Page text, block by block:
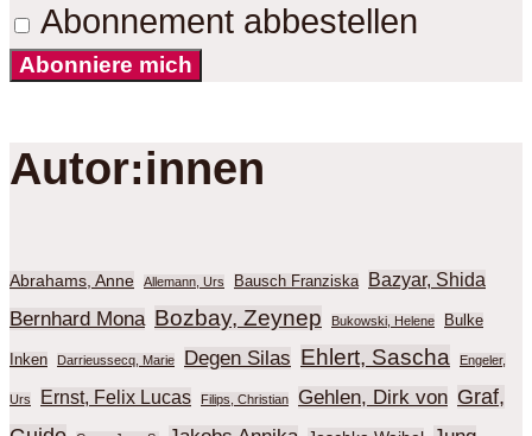
Abonnement abbestellen
Abonniere mich
Autor:innen
Abrahams, Anne Allemann, Urs Bausch Franziska Bazyar, Shida
Bernhard Mona Bozbay, Zeynep Bukowski, Helene Bulke
Inken Darrieussecq, Marie Degen Silas Ehlert, Sascha Engeler,
Urs Ernst, Felix Lucas Filips, Christian Gehlen, Dirk von Graf,